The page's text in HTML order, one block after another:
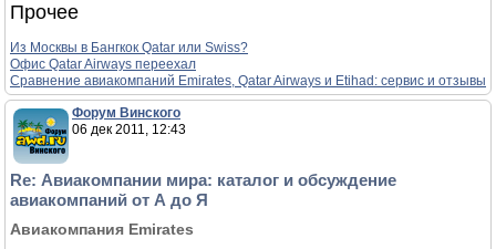
Прочее
Из Москвы в Бангкок Qatar или Swiss?
Oфис Qatar Airways переехал
Сравнение авиакомпаний Emirates, Qatar Airways и Etihad: сервис и отзывы
Форум Винского
06 дек 2011, 12:43
Re: Авиакомпании мира: каталог и обсуждение
авиакомпаний от А до Я
Авиакомпания Emirates